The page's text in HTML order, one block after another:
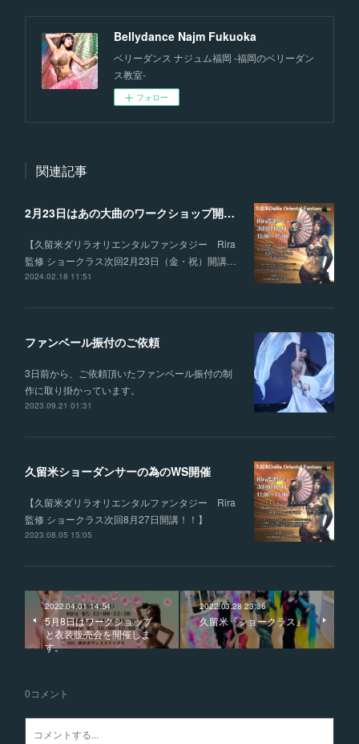
Bellydance Najm Fukuoka
ベリーダンス ナジュム福岡 -福岡のベリーダン
ス教室-
フォロー
関連記事
2月23日はあの大曲のワークショップ開講‼︎
【久留米ダリラオリエンタルファンタジー Rira
監修 ショークラス次回2月23日（金・祝）開講…
2024.02.18 11:51
ファンベール振付のご依頼
3日前から、ご依頼頂いたファンベール振付の制
作に取り掛かっています。
2023.09.21 01:31
久留米ショーダンサーの為のWS開催
【久留米ダリラオリエンタルファンタジー Rira
監修 ショークラス次回8月27日開講！！】
2023.08.05 15:05
2022.04.01 14:54
5月8日はワークショップ
と衣装販売会を開催しま
す。
2022.03.28 23:36
久留米『ショークラス』
0コメント